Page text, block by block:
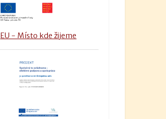
EU - Místo kde žijeme